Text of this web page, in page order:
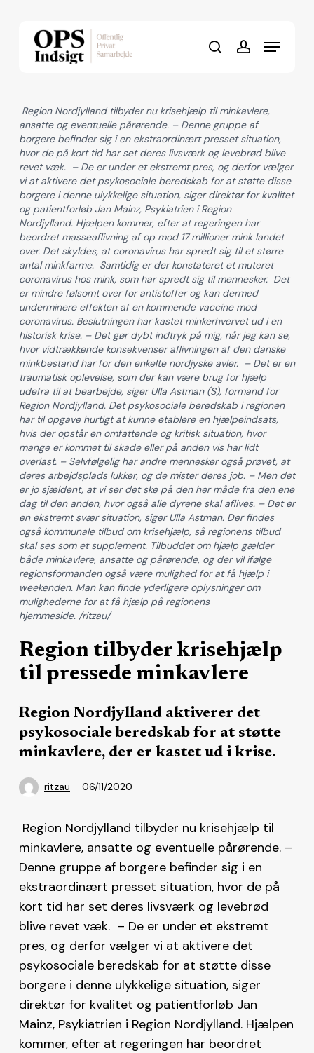
searchaccount
Menu
Region tilbyder krisehjælp
til pressede minkavlere
Region Nordjylland aktiverer det
psykosociale beredskab for at støtte
minkavlere, der er kastet ud i krise.
ritzau 06/11/2020
Region Nordjylland tilbyder nu krisehjælp til minkavlere,
ansatte og eventuelle pårørende. – Denne gruppe af
borgere befinder sig i en ekstraordinært presset situation,
hvor de på kort tid har set deres livsværk og levebrød blive
revet væk. – De er under et ekstremt pres, og derfor vælger
vi at aktivere det psykosociale beredskab for at støtte disse
borgere i denne ulykkelige situation, siger direktør for kvalitet
og patientforløb Jan Mainz, Psykiatrien i Region
Nordjylland. Hjælpen kommer, efter at regeringen har
beordret masseaflivning af op mod 17 millioner mink landet
over. Det skyldes, at coronavirus har spredt sig til et større
antal minkfarme. Samtidig er der konstateret et muteret
coronavirus hos mink, som har spredt sig til mennesker. Det
er mindre følsomt over for antistoffer og kan dermed
underminere effekten af en kommende vaccine mod
coronavirus. Beslutningen har kastet minkerhvervet ud i en
historisk krise. – Det gør dybt indtryk på mig, når jeg kan se,
hvor vidtrækkende konsekvenser aflivningen af den danske
minkbestand har for den enkelte nordjyske avler. – Det er en
traumatisk oplevelse, som der kan være brug for hjælp
udefra til at bearbejde, siger Ulla Astman (S), formand for
Region Nordjylland. Det psykosociale beredskab i regionen
har til opgave hurtigt at kunne etablere en hjælpeindsats,
hvis der opstår en omfattende og kritisk situation, hvor
mange er kommet til skade eller på anden vis har lidt
overlast. – Selvfølgelig har andre mennesker også prøvet, at
deres arbejdsplads lukker, og de mister deres job. – Men det
er jo sjældent, at vi ser det ske på den her måde fra den ene
dag til den anden, hvor også alle dyrene skal aflives. – Det er
en ekstremt svær situation, siger Ulla Astman. Der findes
også kommunale tilbud om krisehjælp, så regionens tilbud
skal ses som et supplement. Tilbuddet om hjælp gælder
både minkavlere, ansatte og pårørende, og der vil ifølge
regionsformanden også være mulighed for at få hjælp i
weekenden. Man kan finde yderligere oplysninger om
mulighederne for at få hjælp på regionens
hjemmeside. /ritzau/
Region Nordjylland tilbyder nu krisehjælp til
minkavlere, ansatte og eventuelle pårørende. –
Denne gruppe af borgere befinder sig i en
ekstraordinært presset situation, hvor de på
kort tid har set deres livsværk og levebrød
blive revet væk. – De er under et ekstremt
pres, og derfor vælger vi at aktivere det
psykosociale beredskab for at støtte disse
borgere i denne ulykkelige situation, siger
direktør for kvalitet og patientforløb Jan
Mainz, Psykiatrien i Region Nordjylland. Hjælpen
kommer, efter at regeringen har beordret
Close